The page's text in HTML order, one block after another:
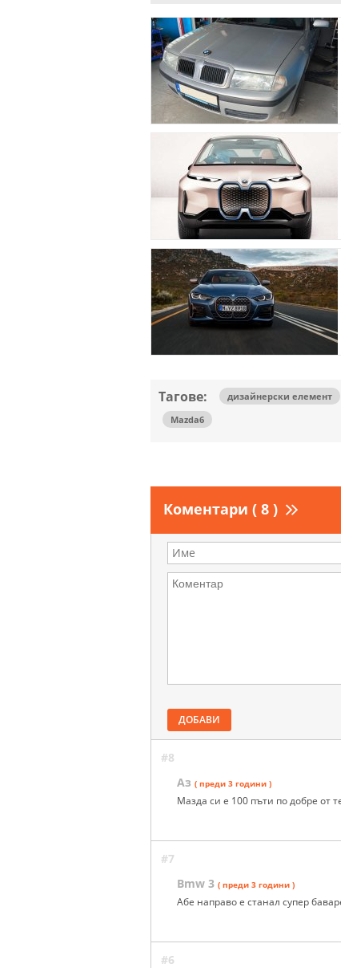
Тагове: дизайнерски елемент
Mazda6
Коментари ( 8 )
ДОБАВИ
#8
Аз ( преди 3 години )
Мазда си е 100 пъти по добре от
#7
Bmw 3 ( преди 3 години )
Абе направо е станал супер
#6